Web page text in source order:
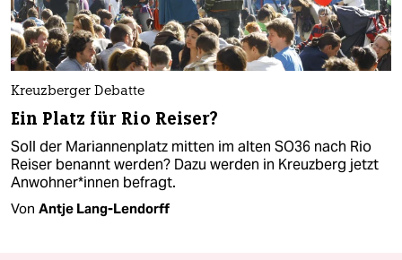
Kreuzberger Debatte
Ein Platz für Rio Reiser?
Soll der Mariannenplatz mitten im alten SO36 nach Rio
Reiser benannt werden? Dazu werden in Kreuzberg jetzt
Anwohner*innen befragt.
Von Antje Lang-Lendorff